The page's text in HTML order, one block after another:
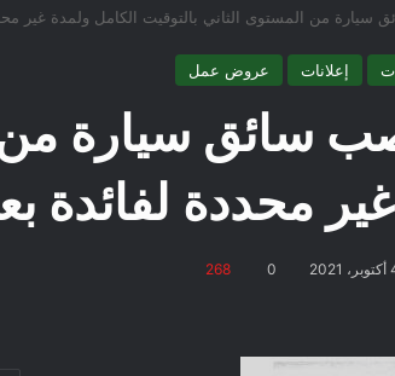
من المستوى الثاني بالتوقيت الكامل ولمدة غير
إعلانات عروض عمل
سائق سيارة من
محددة لفائدة
2021
0
268